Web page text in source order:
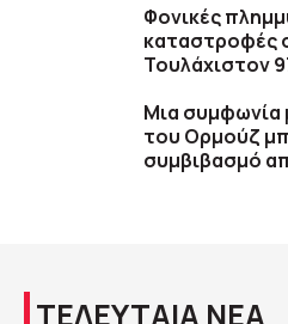
Φονικές
καταστροφές
Τουλάχιστον
Μια συμφωνία
του Ορμούζ
συμβιβασμό
ΤΕΛΕΥΤΑΙΑ ΝΕΑ